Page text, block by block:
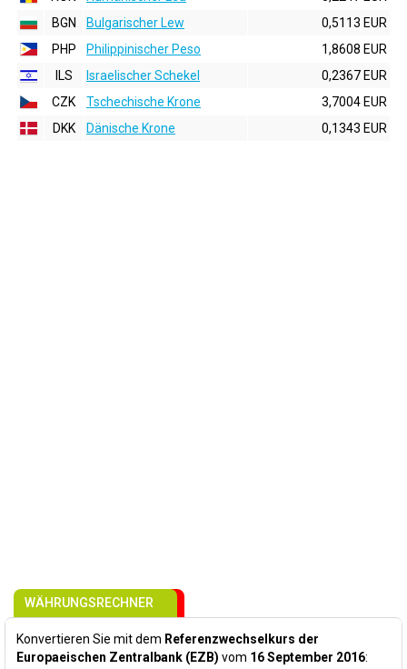
BGN
Bulgarischer Lew
0,5113 EUR
PHP
Philippinischer Peso
1,8608 EUR
ILS
Israelischer Schekel
0,2367 EUR
CZK
Tschechische Krone
3,7004 EUR
DKK
Dänische Krone 0,1343 EUR
WÄHRUNGSRECHNER
Konvertieren Sie mit dem Referenzwechselkurs der
Europaeischen Zentralbank (EZB) vom 16 September 2016: